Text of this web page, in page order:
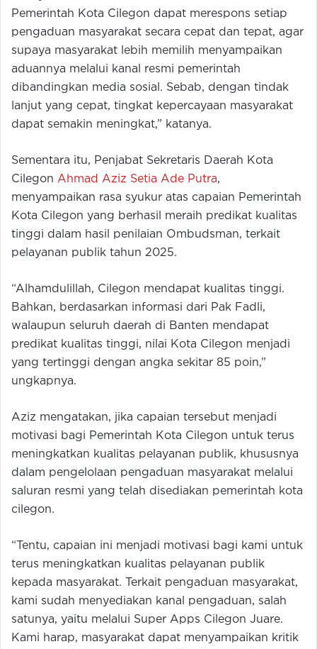
Pemerintah Kota Cilegon dapat merespons setiap
pengaduan masyarakat secara cepat dan tepat, agar
supaya masyarakat lebih memilih menyampaikan
aduannya melalui kanal resmi pemerintah
dibandingkan media sosial. Sebab, dengan tindak
lanjut yang cepat, tingkat kepercayaan masyarakat
dapat semakin meningkat,” katanya.
Sementara itu, Penjabat Sekretaris Daerah Kota
Cilegon Ahmad Aziz Setia Ade Putra,
menyampaikan rasa syukur atas capaian Pemerintah
Kota Cilegon yang berhasil meraih predikat kualitas
tinggi dalam hasil penilaian Ombudsman, terkait
pelayanan publik tahun 2025.
“Alhamdulillah, Cilegon mendapat kualitas tinggi.
Bahkan, berdasarkan informasi dari Pak Fadli,
walaupun seluruh daerah di Banten mendapat
predikat kualitas tinggi, nilai Kota Cilegon menjadi
yang tertinggi dengan angka sekitar 85 poin,”
ungkapnya.
Aziz mengatakan, jika capaian tersebut menjadi
motivasi bagi Pemerintah Kota Cilegon untuk terus
meningkatkan kualitas pelayanan publik, khususnya
dalam pengelolaan pengaduan masyarakat melalui
saluran resmi yang telah disediakan pemerintah kota
cilegon.
“Tentu, capaian ini menjadi motivasi bagi kami untuk
terus meningkatkan kualitas pelayanan publik
kepada masyarakat. Terkait pengaduan masyarakat,
kami sudah menyediakan kanal pengaduan, salah
satunya, yaitu melalui Super Apps Cilegon Juare.
Kami harap, masyarakat dapat menyampaikan kritik